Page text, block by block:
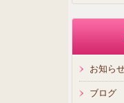
お知ら
ブログ